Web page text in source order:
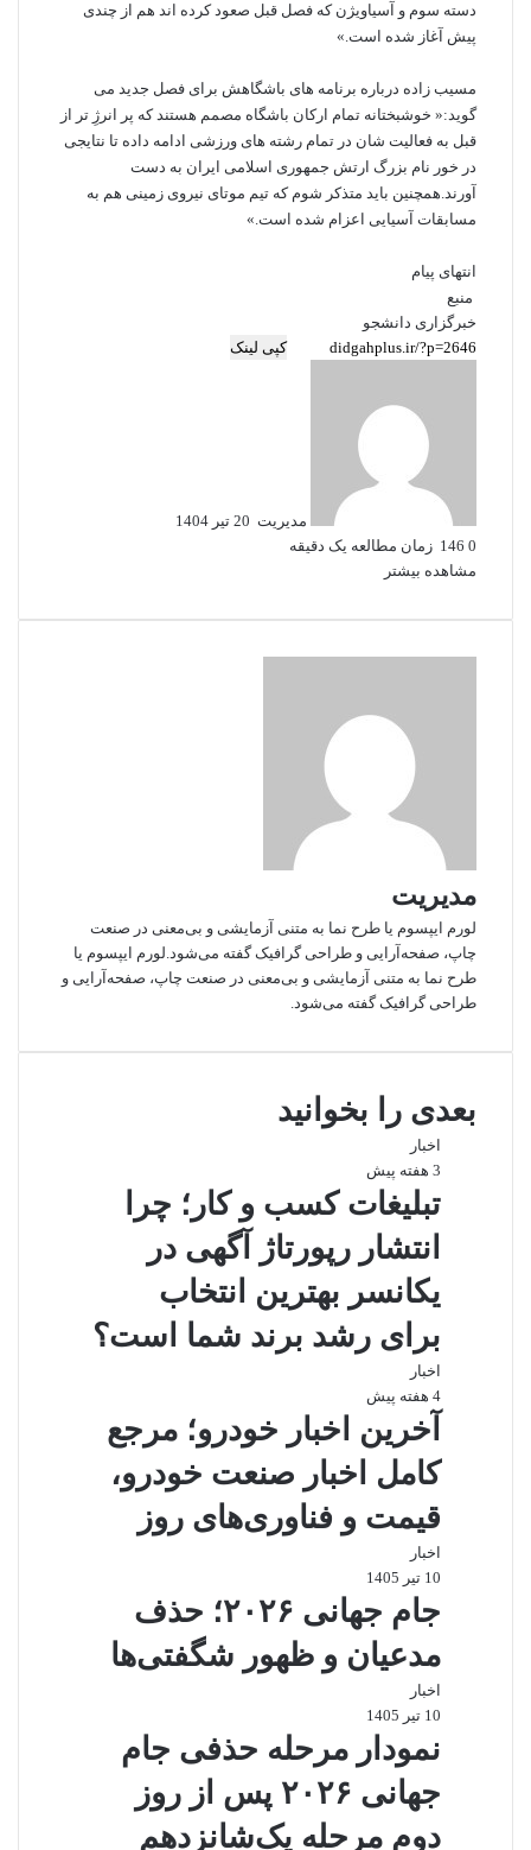
دسته سوم و آسیاویژن که فصل قبل صعود کرده اند هم از چندی
پیش آغاز شده است.»
مسیب زاده درباره برنامه های باشگاهش برای فصل جدید می
گوید:« خوشبختانه تمام ارکان باشگاه مصمم هستند که پر انرژِ تر از
قبل به فعالیت شان در تمام رشته های ورزشی ادامه داده تا نتایجی
در خور نام بزرگ ارتش جمهوری اسلامی ایران به دست
آورند.همچنین باید متذکر شوم که تیم موتای نیروی زمینی هم به
مسابقات آسیایی اعزام شده است.»
انتهای پیام
منبع
خبرگزاری دانشجو
کپی لینک
مدیریت 20 تیر 1404
0
زمان مطالعه یک دقیقه
مشاهده بیشتر
مدیریت
لورم ایپسوم یا طرح‌ نما به متنی آزمایشی و بی‌معنی در صنعت
چاپ، صفحه‌آرایی و طراحی گرافیک گفته می‌شود.لورم ایپسوم یا
طرح‌ نما به متنی آزمایشی و بی‌معنی در صنعت چاپ، صفحه‌آرایی و
طراحی گرافیک گفته می‌شود.
بعدی را بخوانید
اخبار
3 هفته پیش
تبلیغات کسب و کار؛ چرا
انتشار رپورتاژ آگهی در
یکانسر بهترین انتخاب
برای رشد برند شما است؟
اخبار
4 هفته پیش
آخرین اخبار خودرو؛ مرجع
کامل اخبار صنعت خودرو،
قیمت و فناوری‌های روز
اخبار
10 تیر 1405
جام جهانی ۲۰۲۶؛ حذف
مدعیان و ظهور شگفتی‌ها
اخبار
10 تیر 1405
نمودار مرحله حذفی جام
جهانی ۲۰۲۶ پس از روز
دوم مرحله یک‌شانزدهم